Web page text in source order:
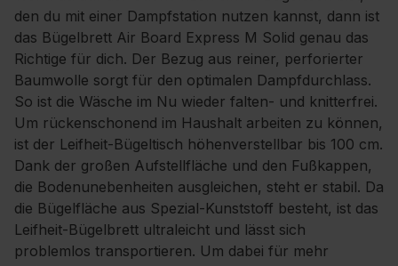
den du mit einer Dampfstation nutzen kannst, dann ist
das Bügelbrett Air Board Express M Solid genau das
Richtige für dich. Der Bezug aus reiner, perforierter
Baumwolle sorgt für den optimalen Dampfdurchlass.
So ist die Wäsche im Nu wieder falten- und knitterfrei.
Um rückenschonend im Haushalt arbeiten zu können,
ist der Leifheit-Bügeltisch höhenverstellbar bis 100 cm.
Dank der großen Aufstellfläche und den Fußkappen,
die Bodenunebenheiten ausgleichen, steht er stabil. Da
die Bügelfläche aus Spezial-Kunststoff besteht, ist das
Leifheit-Bügelbrett ultraleicht und lässt sich
problemlos transportieren. Um dabei für mehr